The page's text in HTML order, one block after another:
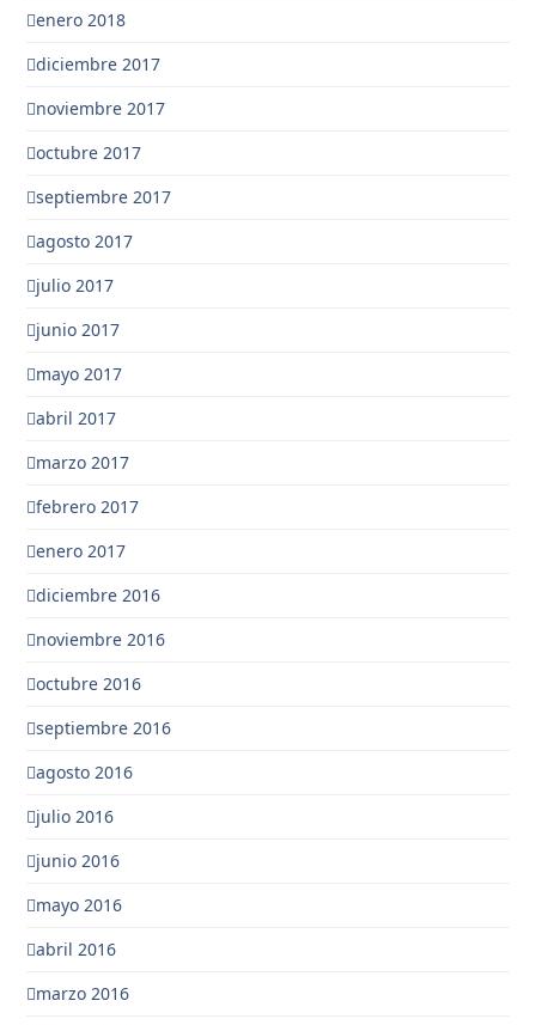
enero 2018
diciembre 2017
noviembre 2017
octubre 2017
septiembre 2017
agosto 2017
julio 2017
junio 2017
mayo 2017
abril 2017
marzo 2017
febrero 2017
enero 2017
diciembre 2016
noviembre 2016
octubre 2016
septiembre 2016
agosto 2016
julio 2016
junio 2016
mayo 2016
abril 2016
marzo 2016